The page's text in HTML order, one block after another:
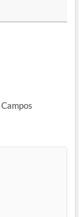
Campos